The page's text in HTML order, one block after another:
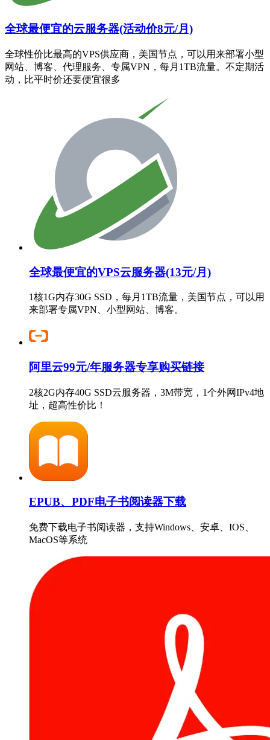
全球最便宜的云服务器(活动价8元/月)
全球性价比最高的VPS供应商，美国节点，可以用来部署小型
网站、博客、代理服务、专属VPN，每月1TB流量。不定期活
动，比平时价还要便宜很多
全球最便宜的VPS云服务器(13元/月)
1核1G内存30G SSD，每月1TB流量，美国节点，可以用
来部署专属VPN、小型网站、博客。
阿里云99元/年服务器专享购买链接
2核2G内存40G SSD云服务器，3M带宽，1个外网IPv4地
址，超高性价比！
EPUB、PDF电子书阅读器下载
免费下载电子书阅读器，支持Windows、安卓、IOS、
MacOS等系统